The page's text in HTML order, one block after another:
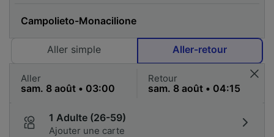
Aller simple Aller-retour
Aller Retour
1 Adulte (26-59)
Ajouter une carte